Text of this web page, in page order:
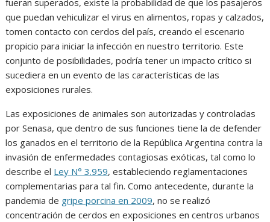
que puedan vehiculizar el virus en alimentos, ropas y calzados,
tomen contacto con cerdos del país, creando el escenario
propicio para iniciar la infección en nuestro territorio. Este
conjunto de posibilidades, podría tener un impacto crítico si
sucediera en un evento de las características de las
exposiciones rurales.
Las exposiciones de animales son autorizadas y controladas
por Senasa, que dentro de sus funciones tiene la de defender
los ganados en el territorio de la República Argentina contra la
invasión de enfermedades contagiosas exóticas, tal como lo
describe el Ley N° 3.959, estableciendo reglamentaciones
complementarias para tal fin. Como antecedente, durante la
pandemia de gripe porcina en 2009, no se realizó
concentración de cerdos en exposiciones en centros urbanos